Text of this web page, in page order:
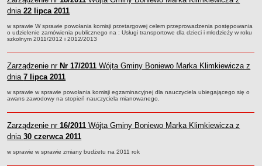
Lista lokalnych liderów
Podmioty uprawnione do świadczenia usług integracji społecznej
Podmioty realizujące usługi integracji społecznej w 2009
Plan utrwalania rezultatów
MIENIE KOMUNALNE
2006
2007
2008
dnia22 lipca 2011
w sprawie W sprawie powołania komisji przetargowej celem przeprowadzenia postępowania
o udzielenie zamówienia publicznego na : Usługi transportowe dla dzieci i młodzieży w roku
szkolnym 2011/2012 i 2012/2013
Zarządzenie nr Nr 17/2011 Wójta Gminy Boniewo Marka Klimkiewicza z
dnia7 lipca 2011
w sprawie w sprawie powołania komisji egzaminacyjnej dla nauczyciela ubiegającego się o
awans zawodowy na stopień nauczyciela mianowanego.
Zarządzenie nr16/2011 Wójta Gminy Boniewo Marka Klimkiewicza z
dnia30 czerwca 2011
w sprawie w sprawie zmiany budżetu na 2011 rok